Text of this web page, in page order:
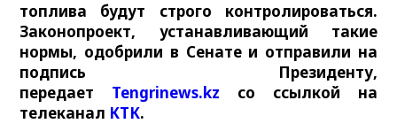
топлива будут строго контролироваться.
Законопроект, устанавливающий такие
нормы, одобрили в Сенате и отправили на
подпись Президенту,
передает Tengrinews.kz со ссылкой на
телеканал КТК.